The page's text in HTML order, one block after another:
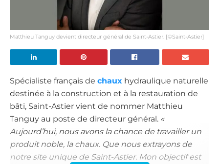
Matthieu Tanguy devient directeur général de Saint-Astier. [©Saint-Astier]
Spécialiste français de chaux hydraulique naturelle
destinée à la construction et à la restauration de
bâti, Saint-Astier vient de nommer Matthieu
Tanguy au poste de directeur général. «
Aujourd’hui, nous avons la chance de travailler un
produit noble, la chaux. Que nous extrayons de
notre site unique de Saint-Astier. Mon objectif est